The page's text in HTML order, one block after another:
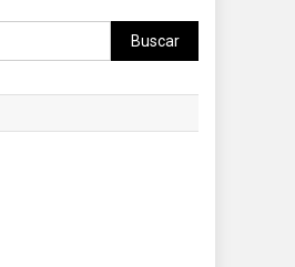
Buscar: